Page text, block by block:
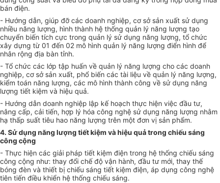
bán điện.
- Hướng dẫn, giúp đỡ các doanh nghiệp, cơ sở sản xuất sử dụng
nhiều năng lượng, hình thành hệ thống quản lý năng lượng tạo
chuyển biến tích cực trong quản lý sử dụng năng lượng, tổ chức
xây dựng từ 01 đến 02 mô hình quản lý năng lượng điển hình để
nhân rộng địa bàn tỉnh.
- Tổ chức các lớp tập huấn về quản lý năng lượng cho các doanh
nghiệp, cơ sở sản xuất, phổ biến các tài liệu về quản lý năng lượng,
kiểm toán năng lượng, các mô hình thành công về sử dụng năng
lượng tiết kiệm và hiệu quả.
- Hướng dẫn doanh nghiệp lập kế hoạch thực hiện việc đầu tư,
nâng cấp, cải tiến, hợp lý hóa công nghệ sử dụng năng lượng nhằm
hạ thấp suất tiêu hao năng lượng trên một đơn vị sản phẩm.
4. Sử dụng năng lượng tiết kiệm và hiệu quả trong chiếu sáng
công cộng
- Thực hiện các giải pháp tiết kiệm điện trong hệ thống chiếu sáng
công cộng như: thay đổi chế độ vận hành, đầu tư mới, thay thế
bóng đèn và thiết bị chiếu sáng tiết kiệm điện, áp dụng công nghệ
tiên tiến điều khiển hệ thống chiếu sáng.